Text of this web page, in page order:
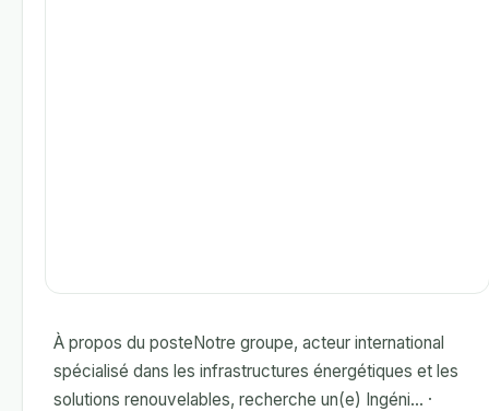
À propos du posteNotre groupe, acteur international
spécialisé dans les infrastructures énergétiques et les
solutions renouvelables, recherche un(e) Ingéni... ·